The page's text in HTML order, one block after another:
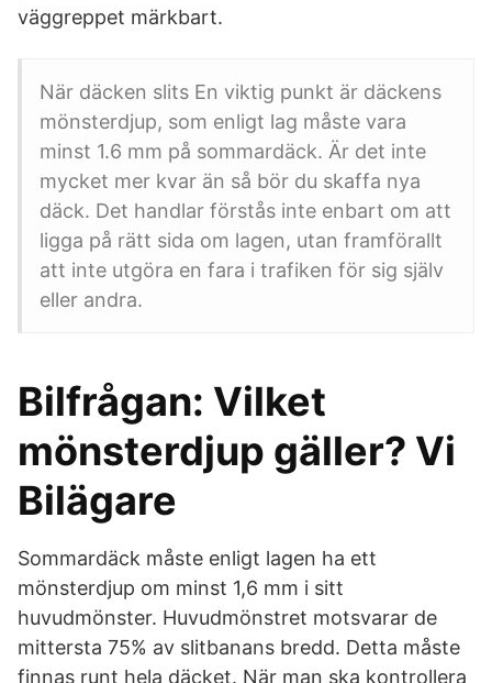
väggreppet märkbart.
När däcken slits En viktig punkt är däckens
mönsterdjup, som enligt lag måste vara
minst 1.6 mm på sommardäck. Är det inte
mycket mer kvar än så bör du skaffa nya
däck. Det handlar förstås inte enbart om att
ligga på rätt sida om lagen, utan framförallt
att inte utgöra en fara i trafiken för sig själv
eller andra.
Bilfrågan: Vilket
mönsterdjup gäller? Vi
Bilägare
Sommardäck måste enligt lagen ha ett
mönsterdjup om minst 1,6 mm i sitt
huvudmönster. Huvudmönstret motsvarar de
mittersta 75% av slitbanans bredd. Detta måste
finnas runt hela däcket. När man ska kontrollera